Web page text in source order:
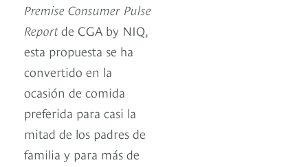
Premise Consumer Pulse
Reportde CGA by NIQ,
esta propuesta se ha
convertido en la
ocasión de comida
preferida para casi la
mitad de los padres de
familia y para más de